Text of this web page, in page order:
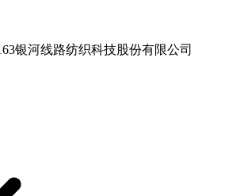
银河线路纺织科技股份有限公司